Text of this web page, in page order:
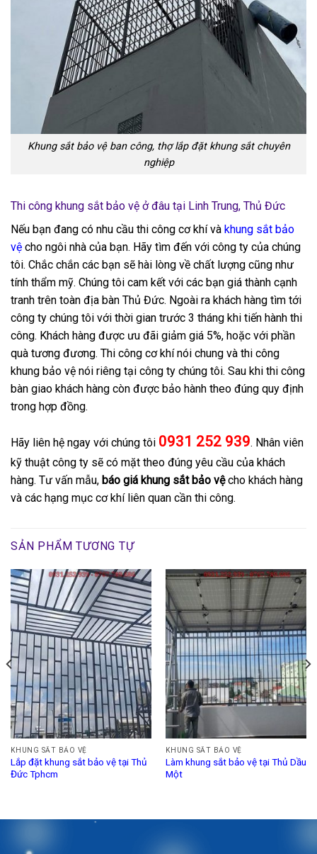
Khung sắt bảo vệ ban công, thợ lắp đặt khung sắt chuyên
nghiệp
Thi công khung sắt bảo vệ ở đâu tại Linh Trung, Thủ Đức
Nếu bạn đang có nhu cầu thi công cơ khí và khung sắt bảo
vệ cho ngôi nhà của bạn. Hãy tìm đến với công ty của chúng
tôi. Chắc chắn các bạn sẽ hài lòng về chất lượng cũng như
tính thẩm mỹ. Chúng tôi cam kết với các bạn giá thành cạnh
tranh trên toàn địa bàn Thủ Đức. Ngoài ra khách hàng tìm tới
công ty chúng tôi với thời gian trước 3 tháng khi tiến hành thi
công. Khách hàng được ưu đãi giảm giá 5%, hoặc với phần
quà tương đương. Thi công cơ khí nói chung và thi công
khung bảo vệ nói riêng tại công ty chúng tôi. Sau khi thi công
bàn giao khách hàng còn được bảo hành theo đúng quy định
trong hợp đồng.
Hãy liên hệ ngay với chúng tôi 0931 252 939. Nhân viên
kỹ thuật công ty sẽ có mặt theo đúng yêu cầu của khách
hàng. Tư vấn mẫu, báo giá khung sắt bảo vệcho khách hàng
và các hạng mục cơ khí liên quan cần thi công.
SẢN PHẨM TƯƠNG TỰ
KHUNG SẮT BẢO VỆ
Lắp đặt khung sắt bảo vệ tại Thủ
Đức Tphcm
KHUNG SẮT BẢO VỆ
Làm khung sắt bảo vệ tại Thủ Dầu
Một